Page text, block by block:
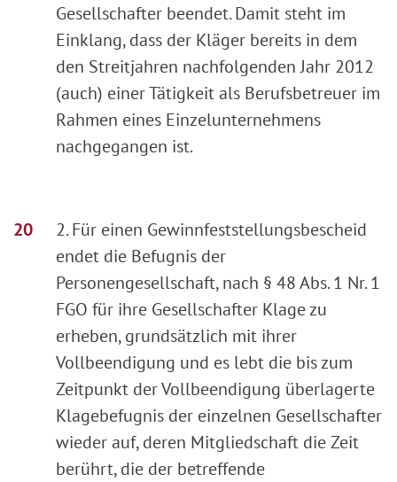
Gesellschafter beendet. Damit steht im
Einklang, dass der Kläger bereits in dem
den Streitjahren nachfolgenden Jahr 2012
(auch) einer Tätigkeit als Berufsbetreuer im
Rahmen eines Einzelunternehmens
nachgegangen ist.
2. Für einen Gewinnfeststellungsbescheid
endet die Befugnis der
Personengesellschaft, nach § 48 Abs. 1 Nr. 1
FGO für ihre Gesellschafter Klage zu
erheben, grundsätzlich mit ihrer
Vollbeendigung und es lebt die bis zum
Zeitpunkt der Vollbeendigung überlagerte
Klagebefugnis der einzelnen Gesellschafter
wieder auf, deren Mitgliedschaft die Zeit
berührt, die der betreffende